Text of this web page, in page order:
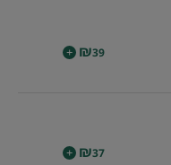
₪39
+
₪37
+